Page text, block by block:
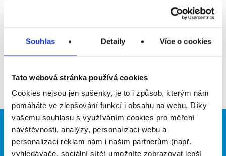
Souhlas Detaily Více o cookies
Tato webová stránka používá cookies
Cookies nejsou jen sušenky, je to i způsob, kterým nám
pomáháte ve zlepšování funkcí i obsahu na webu. Díky
vašemu souhlasu s využíváním cookies pro měření
návštěvnosti, analýzy, personalizaci webu a
personalizaci reklam nám i našim partnerům (např.
vyhledávače, sociální sítě) umožníte zobrazovat lepší
Zpět
Brigádníci
Články
Firmy
Vložit inzerát